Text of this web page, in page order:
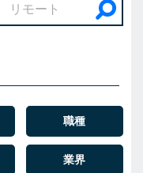
職種
業界